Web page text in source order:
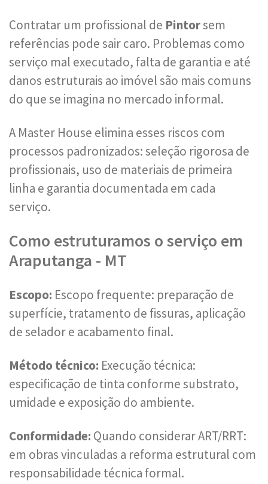
Contratar um profissional de Pintorsem
referências pode sair caro. Problemas como
serviço mal executado, falta de garantia e até
danos estruturais ao imóvel são mais comuns
do que se imagina no mercado informal.
A Master House elimina esses riscos com
processos padronizados: seleção rigorosa de
profissionais, uso de materiais de primeira
linha e garantia documentada em cada
serviço.
Como estruturamos o serviço em
Araputanga - MT
Escopo: Escopo frequente: preparação de
superfície, tratamento de fissuras, aplicação
de selador e acabamento final.
Método técnico: Execução técnica:
especificação de tinta conforme substrato,
umidade e exposição do ambiente.
Conformidade: Quando considerar ART/RRT:
em obras vinculadas a reforma estrutural com
responsabilidade técnica formal.